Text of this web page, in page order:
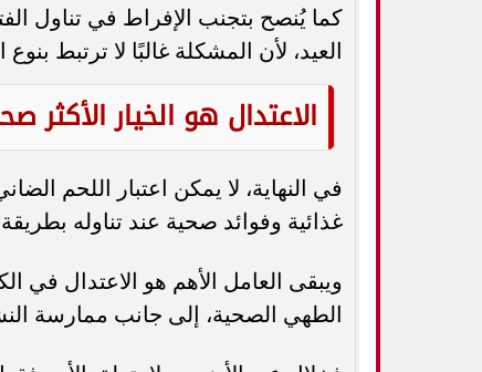
كما يُنصح بتجنب الإفراط في تناول
العيد، لأن المشكلة غالبًا لا ترتبط
الاعتدال هو الخيار الأكثر
في النهاية، لا يمكن اعتبار اللحم
غذائية وفوائد صحية عند تناوله
ويبقى العامل الأهم هو الاعتدال في
الطهي الصحية، إلى جانب ممارسة